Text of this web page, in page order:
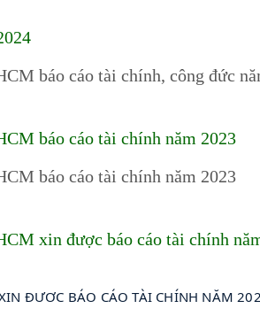
báo cáo tài chính, công đức
báo cáo tài chính năm 2023
báo cáo tài chính năm 2023
xin được báo cáo tài chính
ĐƯƠC BÁO CÁO TÀI CHÍNH NĂM